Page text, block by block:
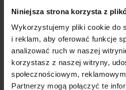
Niniejsza strona korzysta z
Wykorzystujemy pliki cookie do
i reklam, aby oferować funkcje
analizować ruch w naszej
korzystasz z naszej witryny,
społecznościowym,
Partnerzy mogą połączyć te
38.53
Wysyłka w ciągu 5 dni
Brak
Dostępność Mało